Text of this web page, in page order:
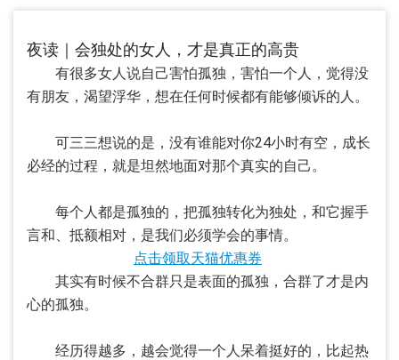
夜读｜会独处的女人，才是真正的高贵
有很多女人说自己害怕孤独，害怕一个人，觉得没
有朋友，渴望浮华，想在任何时候都有能够倾诉的人。
可三三想说的是，没有谁能对你24小时有空，成长
必经的过程，就是坦然地面对那个真实的自己。
每个人都是孤独的，把孤独转化为独处，和它握手
言和、抵额相对，是我们必须学会的事情。
点击领取天猫优惠券
其实有时候不合群只是表面的孤独，合群了才是内
心的孤独。
经历得越多，越会觉得一个人呆着挺好的，比起热